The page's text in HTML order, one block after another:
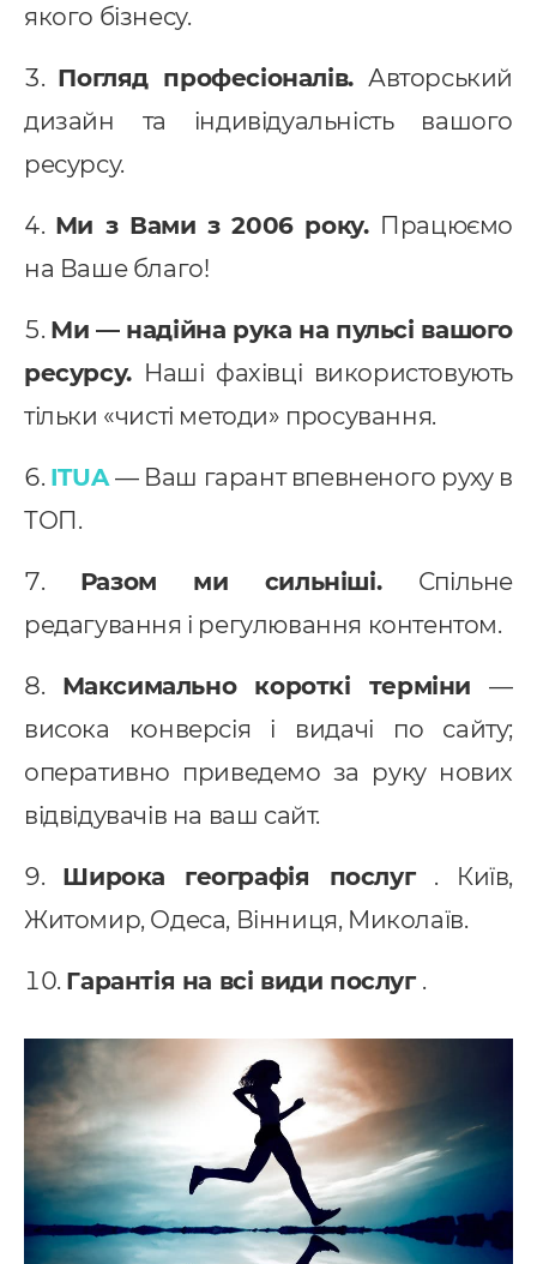
якого бізнесу.
Погляд професіоналів. Авторський
дизайн та індивідуальність вашого
ресурсу.
Ми з Вами з 2006 року. Працюємо
на Ваше благо!
Ми — надійна рука на пульсі вашого
ресурсу. Наші фахівці використовують
тільки «чисті методи» просування.
ITUA — Ваш гарант впевненого руху в
ТОП.
Разом ми сильніші. Спільне
редагування і регулювання контентом.
Максимально короткі терміни—
висока конверсія і видачі по сайту;
оперативно приведемо за руку нових
відвідувачів на ваш сайт.
Широка географія послуг . Київ,
Житомир, Одеса, Вінниця, Миколаїв.
Гарантія на всі види послуг .